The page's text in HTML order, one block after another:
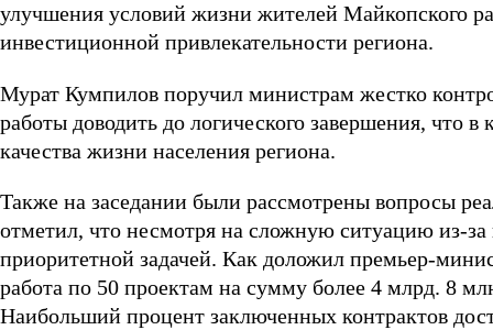
улучшения условий жизни жителей Майкопского
инвестиционной привлекательности региона.
Мурат Кумпилов поручил министрам жестко
работы доводить до логического завершения, что
качества жизни населения региона.
Также на заседании были рассмотрены вопросы
отметил, что несмотря на сложную ситуацию из-
приоритетной задачей. Как доложил премьер-
работа по 50 проектам на сумму более 4 млрд. 8
Наибольший процент заключенных контрактов